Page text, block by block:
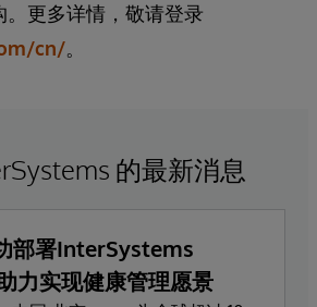
。更多详情，敬请登录
cn/。
的最新消息
部署InterSystems
力实现健康管理愿景